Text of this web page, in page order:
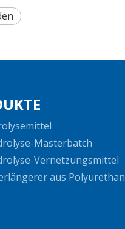
Masterbatch
Vernetzungsmittel
aus Polyurethan